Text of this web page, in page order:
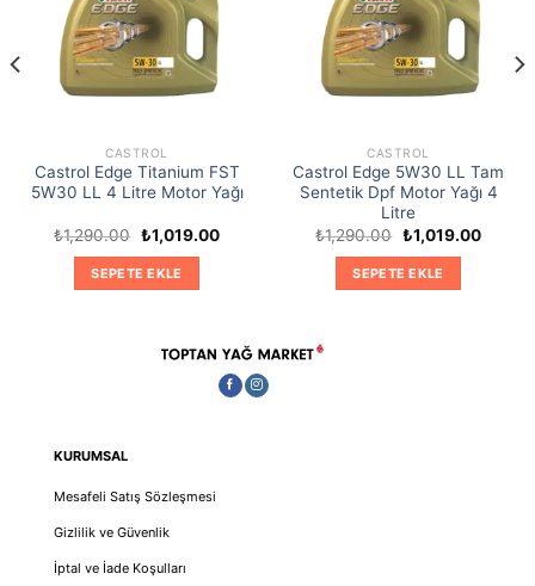
CASTROL
Castrol Edge Titanium FST
5W30 LL 4 Litre Motor Yağı
₺1,290.00 Orijinal
fiyat:
₺1,290.00.
₺1,019.00Şu
SEPETE EKLE
CASTROL
Castrol Edge 5W30 LL Tam
Sentetik Dpf Motor Yağı 4
Litre
₺1,290.00 Orijinal
fiyat:
₺1,290.00.
₺1,019.00Şu
SEPETE EKLE
KURUMSAL
Mesafeli Satış Sözleşmesi
Gizlilik ve Güvenlik
İptal ve İade Koşulları